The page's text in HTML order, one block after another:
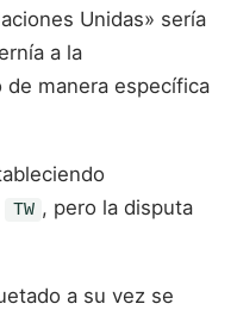
Unidas» sería
a la
manera específica
TW , pero la disputa
a su vez se